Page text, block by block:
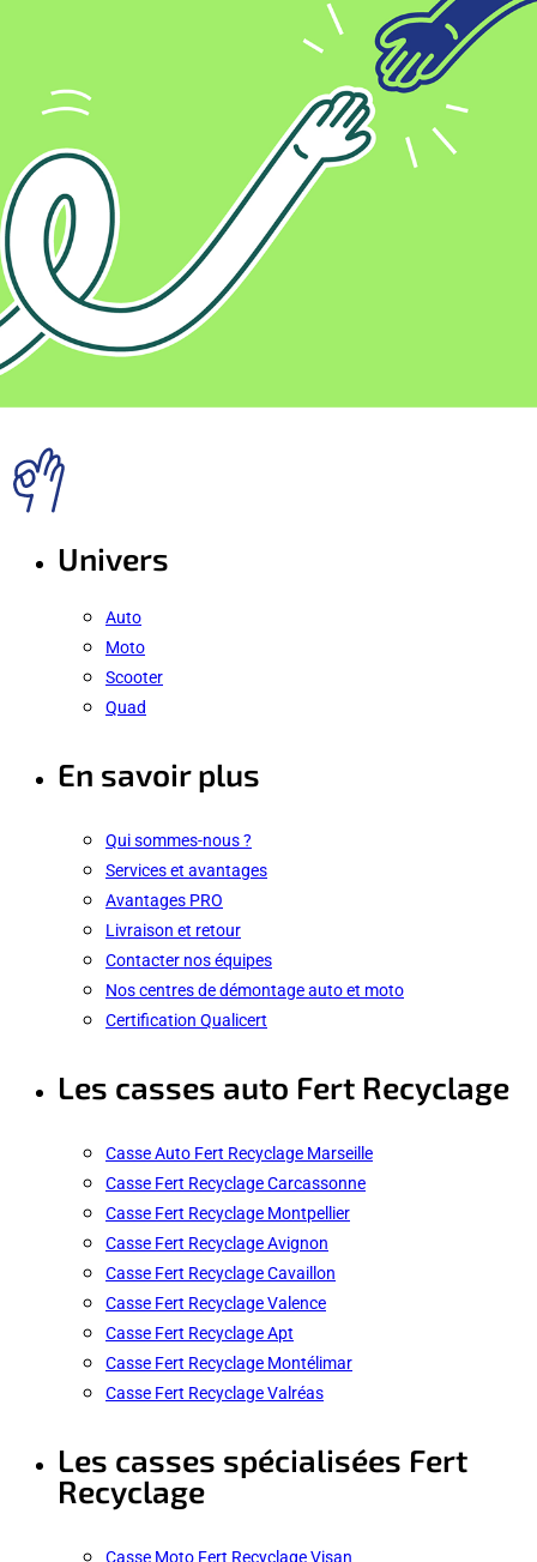
Univers
Auto
Moto
Scooter
Quad
En savoir plus
Qui sommes-nous ?
Services et avantages
Avantages PRO
Livraison et retour
Contacter nos équipes
Nos centres de démontage auto et moto
Certification Qualicert
Les casses auto Fert Recyclage
Casse Auto Fert Recyclage Marseille
Casse Fert Recyclage Carcassonne
Casse Fert Recyclage Montpellier
Casse Fert Recyclage Avignon
Casse Fert Recyclage Cavaillon
Casse Fert Recyclage Valence
Casse Fert Recyclage Apt
Casse Fert Recyclage Montélimar
Casse Fert Recyclage Valréas
Les casses spécialisées Fert
Recyclage
Casse Moto Fert Recyclage Visan